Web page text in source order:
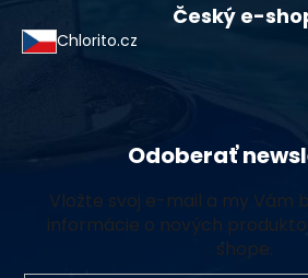
Český e-
Chlorito.cz
Odoberať
Vložte svoj e-mail a my Vám
informácie o nových
shope.